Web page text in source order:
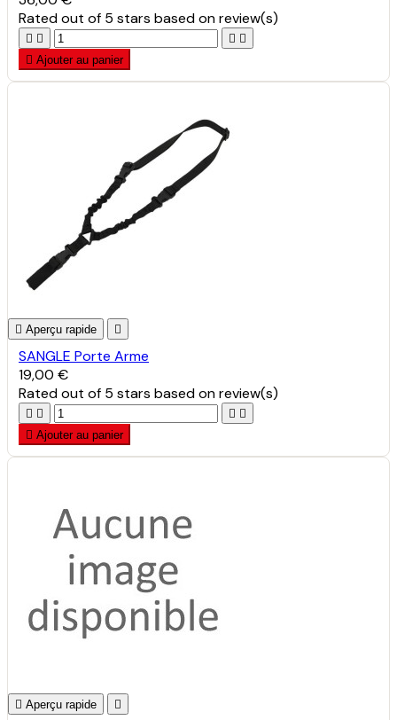
Ratedout of 5 stars based onreview(s)
   
 Ajouter au panier
 Aperçu rapide 
SANGLE Porte Arme
19,00 €
Ratedout of 5 stars based onreview(s)
   
 Ajouter au panier
 Aperçu rapide 